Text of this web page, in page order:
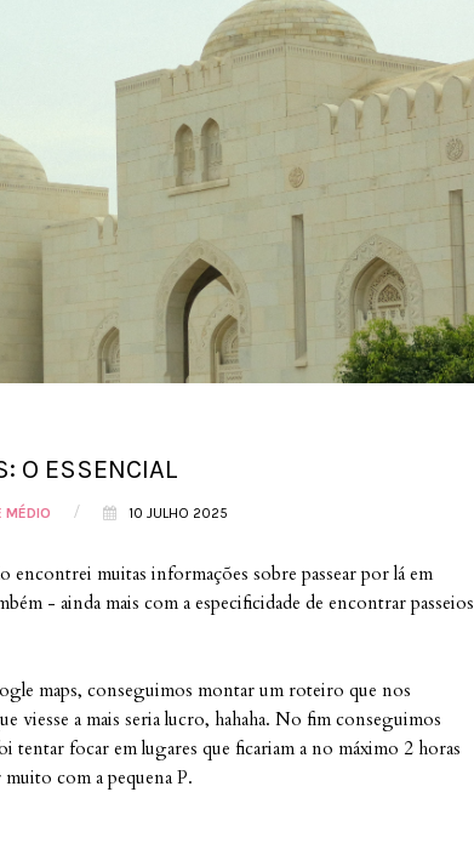
O ESSENCIAL
MÉDIO / 10 JULHO 2025
muitas informações sobre passear por lá em
- ainda mais com a especificidade de encontrar passeios
maps, conseguimos montar um roteiro que nos
viesse a mais seria lucro, hahaha. No fim conseguimos
tentar focar em lugares que ficariam a no máximo 2 horas
com a pequena P.